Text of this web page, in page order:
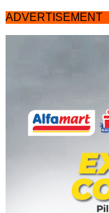
ADVERTISEMENT